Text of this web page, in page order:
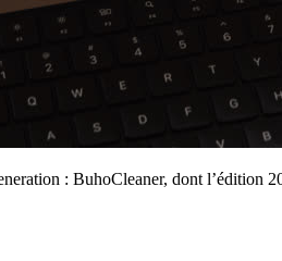
: BuhoCleaner, dont l’édition